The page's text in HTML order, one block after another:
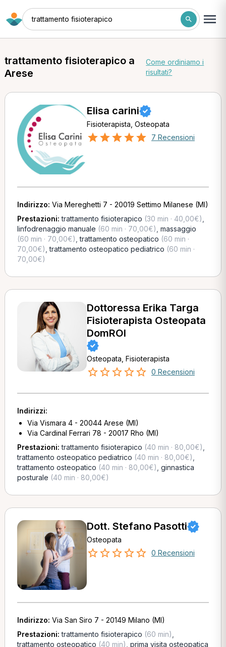
trattamento fisioterapico
trattamento fisioterapico a
Arese
Come ordiniamo i
risultati?
Elisa carini
Fisioterapista, Osteopata
7 Recensioni
Indirizzo: Via Mereghetti 7 - 20019 Settimo Milanese (MI)
Prestazioni:trattamento fisioterapico (30 min · 40,00€)
linfodrenaggio manuale (60 min · 70,00€) massaggio
(60 min · 70,00€) ,trattamento osteopatico (60 min ·
70,00€) ,trattamento osteopatico pediatrico (60 min ·
70,00€)
Dottoressa Erika Targa
Fisioterapista Osteopata
DomROI
Osteopata, Fisioterapista
0 Recensioni
Indirizzi:
Via Vismara 4 - 20044 Arese (MI)
Via Cardinal Ferrari 78 - 20017 Rho (MI)
Prestazioni:trattamento fisioterapico (40 min · 80,00€)
trattamento osteopatico pediatrico (40 min · 80,00€)
trattamento osteopatico (40 min · 80,00€) ginnastica
posturale (40 min · 80,00€)
Dott. Stefano Pasotti
Osteopata
0 Recensioni
Indirizzo: Via San Siro 7 - 20149 Milano (MI)
Prestazioni:trattamento fisioterapico (60 min)
trattamento osteopatico (40 min) prima visita osteopatica